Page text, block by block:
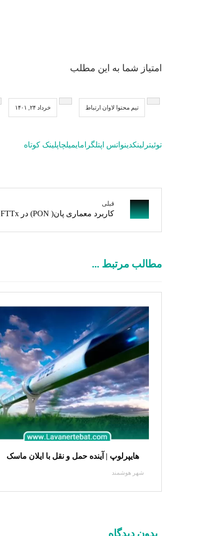
امتیاز شما به این مطلب
تیم محتوا لاوان ارتباط خرداد ۲۴, ۱۴۰۱
توئیتر لینکدینواتس اپتلگرامایمیلچاپلینک کوتاه
قبلی
کاربرد معماری پان( PON) در FTTx
مطالب مرتبط ...
هایپرلوپ | آینده حمل و نقل با ایلان ماسک
شهر هوشمند
بدون دیدگاه